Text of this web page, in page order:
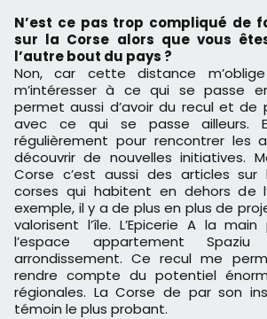
N’est ce pas trop compliqué de
sur la Corse alors que vous
l’autre bout du pays ?
Non, car cette distance
m’intéresser à ce qui se passe
permet aussi d’avoir du recul et de
avec ce qui se passe ailleurs.
régulièrement pour rencontrer les
découvrir de nouvelles initiatives.
Corse c’est aussi des articles
corses qui habitent en dehors de
exemple, il y a de plus en plus de
valorisent l’île. L’Epicerie A la
l’espace appartement Spaziu
arrondissement. Ce recul me
rendre compte du potentiel
régionales. La Corse de par son
témoin le plus probant.